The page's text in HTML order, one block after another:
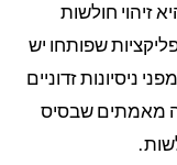
חולשות
שפותחו יש
ניסיונות זדוניים
מאמתים שבסיס